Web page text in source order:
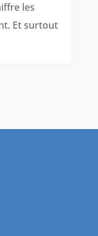
les
Et surtout